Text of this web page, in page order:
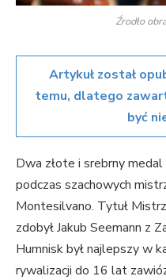
Źrodło
Artykuł został
temu, dlatego
być
Dwa złote i srebrny
podczas szachowych
Montesilvano. Tytuł
zdobył Jakub Seemann z
Humnisk był najlepszy w
rywalizacji do 16 lat